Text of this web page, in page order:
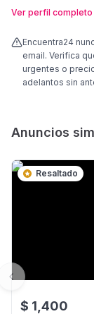
Ver perfil completo
Encuentra24
email. Verifica
urgentes o
adelantos sin
Anuncios
Resaltado
$ 1,400
Previous slide